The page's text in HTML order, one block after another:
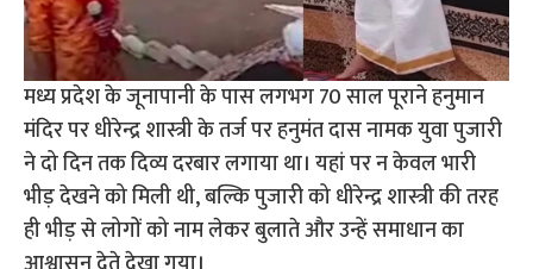
मध्य प्रदेश के जूनापानी के पास लगभग 70 साल पूराने हनुमान
मंदिर पर धीरेन्द्र शास्त्री के तर्ज पर हनुमंत दास नामक युवा पुजारी
ने दो दिन तक दिव्य दरबार लगाया था। यहां पर न केवल भारी
भीड़ देखने को मिली थी, बल्कि पुजारी को धीरेन्द्र शास्त्री की तरह
ही भीड़ से लोगों को नाम लेकर बुलाते और उन्हें समाधान का